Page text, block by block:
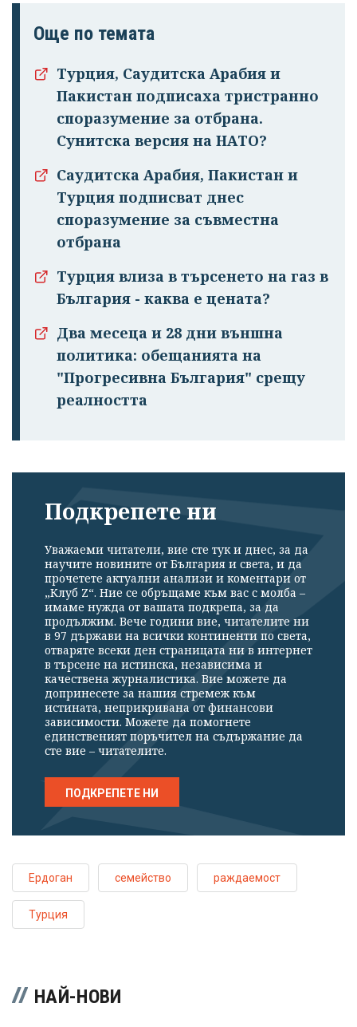
Още по темата
Турция, Саудитска Арабия и
Пакистан подписаха тристранно
споразумение за отбрана.
Сунитска версия на НАТО?
Саудитска Арабия, Пакистан и
Турция подписват днес
споразумение за съвместна
отбрана
Турция влиза в търсенето на газ в
България - каква е цената?
Два месеца и 28 дни външна
политика: обещанията на
"Прогресивна България" срещу
реалността
Подкрепете ни
Уважаеми читатели, вие сте тук и днес, за да
научите новините от България и света, и да
прочетете актуални анализи и коментари от
„Клуб Z“. Ние се обръщаме към вас с молба –
имаме нужда от вашата подкрепа, за да
продължим. Вече години вие, читателите ни
в 97 държави на всички континенти по света,
отваряте всеки ден страницата ни в интернет
в търсене на истинска, независима и
качествена журналистика. Вие можете да
допринесете за нашия стремеж към
истината, неприкривана от финансови
зависимости. Можете да помогнете
единственият поръчител на съдържание да
сте вие – читателите.
ПОДКРЕПЕТЕ НИ
Ердоган семейство раждаемост
Турция
НАЙ-НОВИ